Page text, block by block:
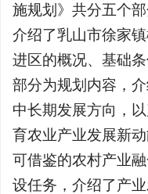
施规划》共分五个
介绍了乳山市徐家
进区的概况、基础
部分为规划内容，
中长期发展方向，
育农业产业发展新
可借鉴的农村产业
设任务，介绍了产